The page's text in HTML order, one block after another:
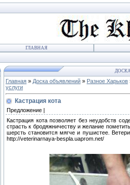
ГЛАВНАЯ
Главная » Доска объявлений » Разное Харьков
услуги
Кастрация кота
Предложение |
Кастрация кота позволяет без неудобств
страсть к бродяжничеству и желание
шерсть становится мягче и пушистее.
http://veterinarnaya-bespla.uaprom.net/